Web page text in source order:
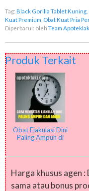
Tag: Black Gorilla Tablet Kuning
Kuat Premium Obat Kuat Pria
Diperbarui: oleh Team
Produk Terkait
Obat Ejakulasi Dini
Paling Ampuh di
Harga khusus agen
sama atau bonus